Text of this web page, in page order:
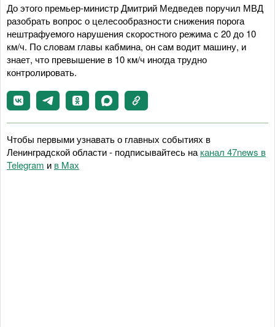
До этого премьер-министр Дмитрий Медведев поручил МВД
разобрать вопрос о целесообразности снижения порога
нештрафуемого нарушения скоростного режима с 20 до 10
км/ч. По словам главы кабмина, он сам водит машину, и
знает, что превышение в 10 км/ч иногда трудно
контролировать.
Чтобы первыми узнавать о главных событиях в
Ленинградской области - подписывайтесь на канал 47news в
Telegram и в Maх